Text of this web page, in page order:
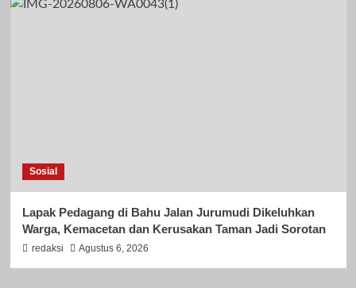
Sosial
Lapak Pedagang di Bahu Jalan Jurumudi Dikeluhkan
Warga, Kemacetan dan Kerusakan Taman Jadi Sorotan
redaksi Agustus 6, 2026